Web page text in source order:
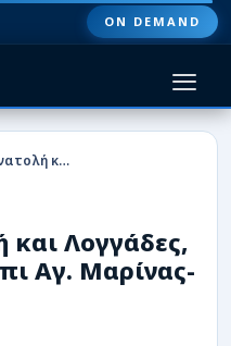
ON DEMAND
Νίκες για Ανατολή και Λογγάδες, ισόπαλο το ντέρμπι Αγ. Μαρίνας-Αμπελοκήπων
και Λογγάδες,
Αγ. Μαρίνας-